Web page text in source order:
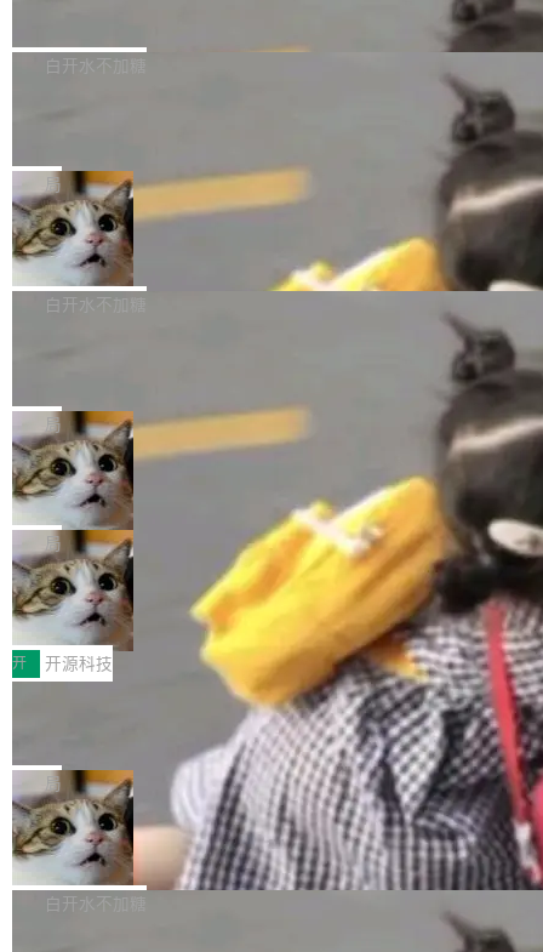
w 不要求标准普通话，方言识别覆盖粤语、吴语
容提供的字体时出现的几个问题 为避免音频加
质的最低采样率）的音频格式将被拒绝 修复了 C
SS 圆角虚线样式中可能存在的问题 如果表单中
的图像元素不在同一个子树中，则它们将不再关
联 加...
发布的 Release Notes，他利用 AI 工具（如 Co
最强的若干项。对于尚未正式发版的 PG 19，则
通过拉取过去一年内（从 PG 18 Beta1 时间点
至今）的所有 commit，同样交由 AI 分析提炼。
经过人工复核，准确度令人满意。这一方法也为
社区爱好者提供了高效跟踪新版本的思路。
白开水不加糖
维护工作一直与我的日常工作、家务、社交生活
和休闲娱乐竞争时间。" 这是 libexpat 维护者 S
ebastian Pipping 写在博客里的话。8 月 4 日，
他宣布了一个新消息：从 2026 年 8 月 1 日起，
他可以全职维护 libexpat 了，最长 6 个月。发
库之一。你的操作系统、浏览器、无数的基础设
施软件，很可能都在用它。而过去十年，维护它
的人一直在用业余...
局
Firefox 153.0.3 发布
Firefox 153.0.3 现已发布，具体更新内容如
下： New Smart Window 包含多项增强功能：
gi?id=2019042">Bug&nbsp;2019042</a>）</l
i> <li>现在，助手可以直接使用 Exa 的网络搜索
结果回答问题，而无需将问题转交给搜索引擎。
（<a href="https://bugzilla.mozilla.org/show_
bug.cgi?id=204...
白开水不加糖
的 npm 包。项目的核心论点是：容器不适合 Ag
ent 计算。真正适合的，是 Isolate。 Cloudflare
工程师在这件事上没什么可谦虚的——他们用 W
orkers 跑了十年 Isolate。用 CEO Matthew Pri
nce 的话说：「我们一生都在用 Isolate 运行代
码，而 AI Agent 不需要容器，它们需要的是 Iso
late。」 容器为什么不合适 容器的问题在于启动
和销毁都太重了。一个 Agent 要执行的任务可能
只需要几毫秒的 CPU 时间，但容器从冷启动到
就绪要花数秒。如果未来有十...
局
OpenAI 公开邮件和聊天记录回应苹果
诉讼，称“Apple is getting this wron
g”
上个月，苹果一纸诉状把 OpenAI 告上法庭，指
控其挖角苹果前员工并窃取商业秘密。苹果的诉
状把 OpenAI 描述成一个系统性地从前东家挖
人、套取机密信息的对手。 OpenAI 没发律师
函，也没选择庭外沉默。它在官网贴了一篇博
文，标题只有六个字：Apple is getting this wro
ng。 然后，它把邮件往来和 iMessage 聊天记
录全贴了出来。 他发错人了 苹果外部律师 Gabr
iel Gross 来自 Weil 律所，2 月 23 日下午 5:53
给 OpenAI 总法律顾问 Che Chang 发了封邮
件，附了一封长信，要求 OpenAI 配合调查前苹
果员工带走机密信...
局
HUAWEI MatePad Edge上架WorkBu
ddy鸿蒙PC版，说话就能干活的AI办公
搭子
全能AI工作台WorkBuddy鸿蒙PC版上架HUAWE
I MatePad Edge应用市场，直接下载即可使
用，与鸿蒙电脑上的体验一致。值得一提的是，
这是目前市面上唯一支持平板接入WorkBuddy P
C版的产品，搭载“人机双写”重磅功能——你写
你的，AI写AI的，同屏协作互不干扰。一句话让
AI帮你干活，现在开启全新体验！ 温馨提示：
体验WorkBuddy鸿蒙PC版前，请将 HUAWEI M
atePad Edge 升级至 HarmonyOS 6.1.0.135S
P9 patch03及以上版本。 *升级路径：设置 > 搜
开 开源科技
FFmpeg 9.0 发布：代号“Lei”，以此纪
全球知名开源多媒体框架 FFmpeg 今天正式发
布了 9.0 版本。这个版本除了带来新一代音视频
处理能力和硬件加速支持之外，还有一个特殊之
处：FFmpeg 9.0 的代号是“Lei”。 这个名字，
来自中国开发者雷霄骅（Lei Xiaohua）。 对于
很多中国音视频开发者而言，这个名字并不陌
局
亚马逊成本失控：AI 写代码烧掉 1215
万元，超预算 860%
外媒近日曝光了亚马逊的多份内部报告显示，AI
导致公司在多个项目上超支。《金融时报》报道
白开水不加糖